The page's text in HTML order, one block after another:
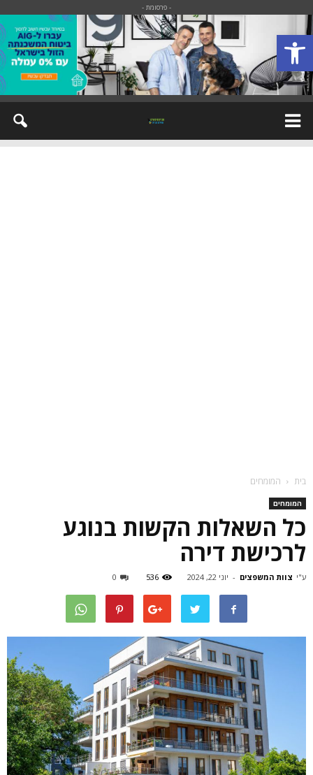
פתח סרגל נגישות
- פרסומת -
בית המומחים
המומחים
כל השאלות הקשות בנוגע
לרכישת דירה
ע"י צוות המשפצים - יוני 22, 2024 536
0